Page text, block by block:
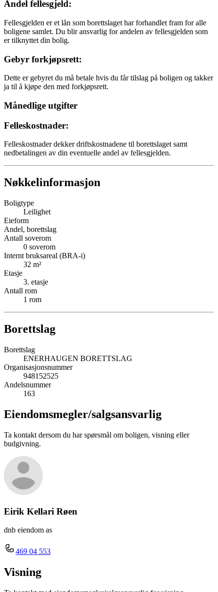
Andel fellesgjeld:
Fellesgjelden er et lån som borettslaget har forhandlet fram for alle
boligene samlet. Du blir ansvarlig for andelen av fellesgjelden som
er tilknyttet din bolig.
Gebyr forkjøpsrett:
Dette er gebyret du må betale hvis du får tilslag på boligen og takker
ja til å kjøpe den med forkjøpsrett.
Månedlige utgifter
Felleskostnader:
Felleskostnader dekker driftskostnadene til borettslaget samt
nedbetalingen av din eventuelle andel av fellesgjelden.
Nøkkelinformasjon
Boligtype
Leilighet
Eieform
Andel, borettslag
Antall soverom
0 soverom
Internt bruksareal (BRA-i)
32 m²
Etasje
3. etasje
Antall rom
1 rom
Borettslag
Borettslag
ENERHAUGEN BORETTSLAG
Organisasjonsnummer
948152525
Andelsnummer
163
Eiendomsmegler/salgsansvarlig
Ta kontakt dersom du har spørsmål om boligen, visning eller
budgivning.
Eirik Kellari Røen
dnb eiendom as
469 04 553
Visning